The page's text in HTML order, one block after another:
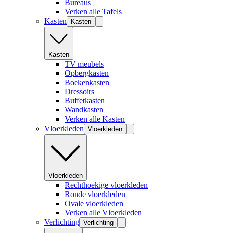
Bureaus
Verken alle Tafels
Kasten
Kasten
Kasten
TV meubels
Opbergkasten
Boekenkasten
Dressoirs
Buffetkasten
Wandkasten
Verken alle Kasten
Vloerkleden Vloerkleden
Vloerkleden
Rechthoekige vloerkleden
Ronde vloerkleden
Ovale vloerkleden
Verken alle Vloerkleden
Verlichting Verlichting